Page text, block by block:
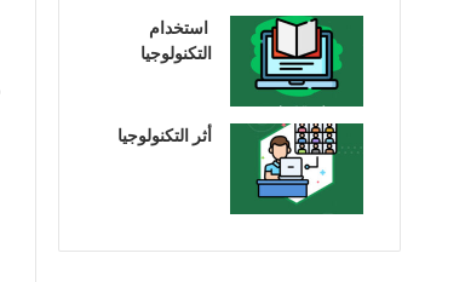
استخدام
التكنولوجيا
أثر التكنولوجيا